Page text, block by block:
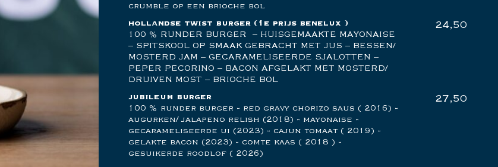
crumble op een brioche bol
hollandse twist burger (1e prijs benelux ) 24,50
100 % RUNDER BURGER – HUISGEMAAKTE MAYONAISE
– SPITSKOOL OP SMAAK GEBRACHT MET JUS – BESSEN/
MOSTERD JAM – GECARAMELISEERDE SJALOTTEN –
PEPER PECORINO – BACON AFGELAKT MET MOSTERD/
DRUIVEN MOST – BRIOCHE BOL
jubileum burger
27,50
100 % runder burger - red gravy chorizo saus ( 2016) -
augurken/ jalapeno relish (2018) - mayonaise -
gecarameliseerde ui (2023) - cajun tomaat ( 2019) -
gelakte bacon (2023) - comte kaas ( 2018 ) -
gesuikerde roodlof ( 2026)